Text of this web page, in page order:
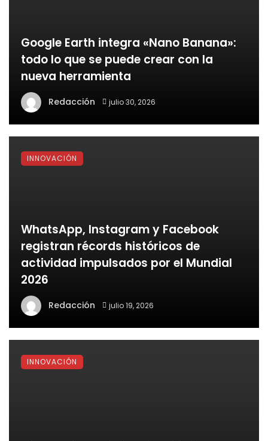
Google Earth integra «Nano Banana»:
todo lo que se puede crear con la
nueva herramienta
Redacción julio 30, 2026
WhatsApp, Instagram y Facebook
registran récords históricos de
actividad impulsados por el Mundial
2026
Redacción julio 19, 2026
INNOVACIÓN
INNOVACIÓN